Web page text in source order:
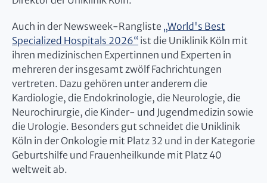
Auch in der Newsweek-Rangliste „World's Best
Specialized Hospitals 2026“ ist die Uniklinik Köln mit
ihren medizinischen Expertinnen und Experten in
mehreren der insgesamt zwölf Fachrichtungen
vertreten. Dazu gehören unter anderem die
Kardiologie, die Endokrinologie, die Neurologie, die
Neurochirurgie, die Kinder- und Jugendmedizin sowie
die Urologie. Besonders gut schneidet die Uniklinik
Köln in der Onkologie mit Platz 32 und in der Kategorie
Geburtshilfe und Frauenheilkunde mit Platz 40
weltweit ab.